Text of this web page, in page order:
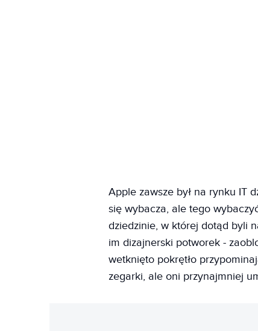
Apple zawsze był na rynku IT
się wybacza, ale tego
dziedzinie, w której dotąd byli
im dizajnerski potworek -
wetknięto pokrętło
zegarki, ale oni przynajmniej